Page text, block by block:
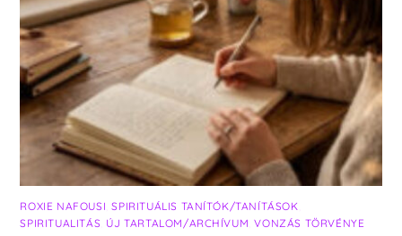
ROXIE NAFOUSI ,SPIRITUÁLIS TANÍTÓK/TANÍTÁSOK
SPIRITUALITÁS ÚJ TARTALOM/ARCHÍVUM ,VONZÁS TÖRVÉNYE